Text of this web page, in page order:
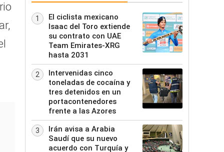
1
El ciclista mexicano
Isaac del Toro extiende
su contrato con UAE
Team Emirates-XRG
hasta 2031
2
Intervenidas cinco
toneladas de cocaína y
tres detenidos en un
portacontenedores
frente a las Azores
3
Irán avisa a Arabia
Saudí que su nuevo
acuerdo con Turquía y